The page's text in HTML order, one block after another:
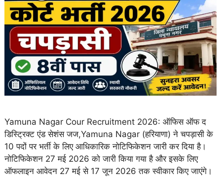
Yamuna Nagar Cour Recruitment 2026: ऑफिस ऑफ द
डिस्ट्रिक्ट एंड सेशंस जज,Yamuna Nagar (हरियाणा) ने चपड़ासी के
10 पदों पर भर्ती के लिए आधिकारिक नोटिफिकेशन जारी कर दिया है।
नोटिफिकेशन 27 मई 2026 को जारी किया गया है और इसके लिए
ऑफलाइन आवेदन 27 मई से 17 जून 2026 तक स्वीकार किए जाएंगे।